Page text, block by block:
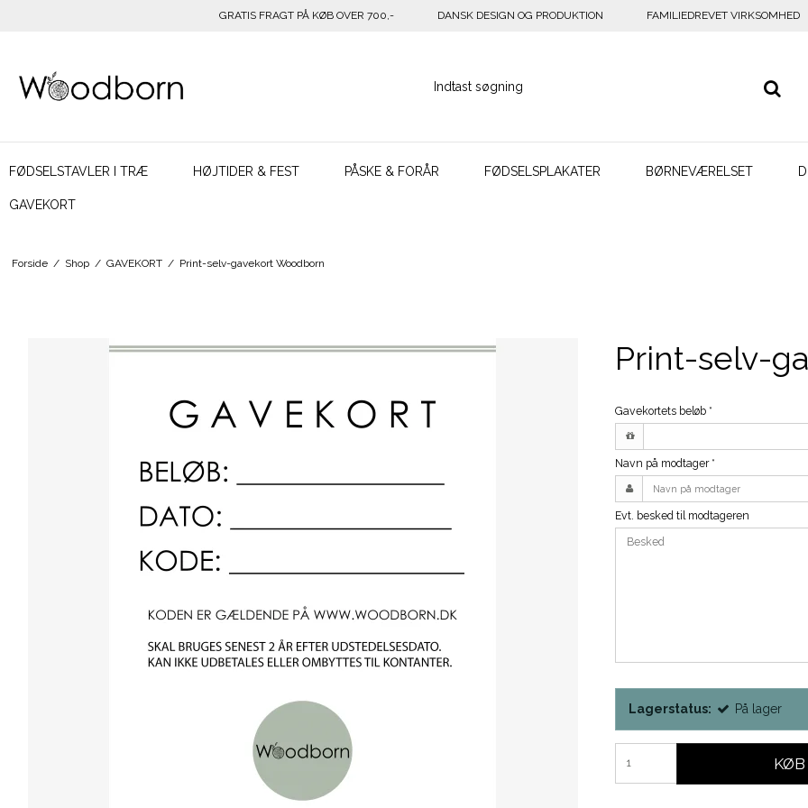
GRATIS FRAGT PÅ KØB OVER 700,- DANSK DESIGN OG PRODUKTION FAMILIEDREVET VIRKSOMHED
FØDSELSTAVLER I TRÆ HØJTIDER & FEST PÅSKE & FORÅR FØDSELSPLAKATER BØRNEVÆRELSET
GAVEKORT
Forside / Shop / GAVEKORT / Print-selv-gavekort Woodborn
Print-selv-
Gavekortets beløb *
Navn på modtager *
Evt. besked til modtageren
Lagerstatus: På lager
KØB